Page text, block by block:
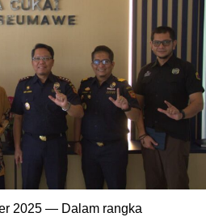
2025 — Dalam rangka